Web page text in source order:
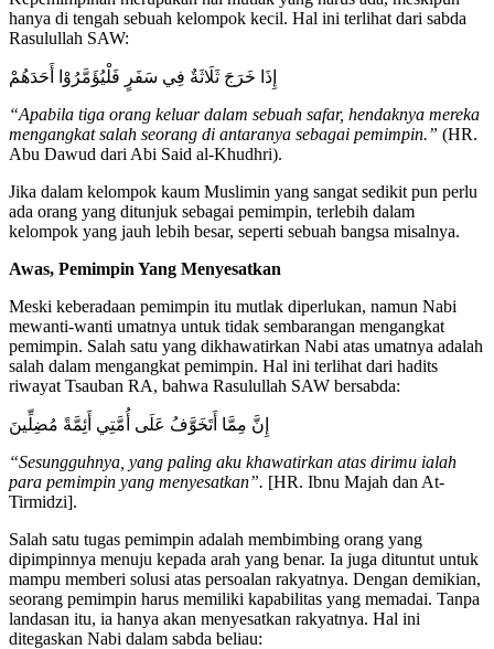
hanya di tengah sebuah kelompok kecil. Hal ini terlihat dari sabda
Rasulullah SAW:
إِذَا خَرَجَ ثَلَاثَةٌ فِي سَفَرٍ فَلْيُؤَمَّرُوْا أَحَدَهُمْ
“Apabila tiga orang keluar dalam sebuah safar, hendaknya mereka
mengangkat salah seorang di antaranya sebagai pemimpin.” (HR.
Abu Dawud dari Abi Said al-Khudhri).
Jika dalam kelompok kaum Muslimin yang sangat sedikit pun perlu
ada orang yang ditunjuk sebagai pemimpin, terlebih dalam
kelompok yang jauh lebih besar, seperti sebuah bangsa misalnya.
Awas, Pemimpin Yang Menyesatkan
Meski keberadaan pemimpin itu mutlak diperlukan, namun Nabi
mewanti-wanti umatnya untuk tidak sembarangan mengangkat
pemimpin. Salah satu yang dikhawatirkan Nabi atas umatnya adalah
salah dalam mengangkat pemimpin. Hal ini terlihat dari hadits
riwayat Tsauban RA, bahwa Rasulullah SAW bersabda:
إِنَّ مِمَّا أَتَخَوَّفُ عَلَى أُمَّتِي أَئِمَّةً مُضِلِّينَ
“Sesungguhnya, yang paling aku khawatirkan atas dirimu ialah
para pemimpin yang menyesatkan”. [HR. Ibnu Majah dan At-
Tirmidzi].
Salah satu tugas pemimpin adalah membimbing orang yang
dipimpinnya menuju kepada arah yang benar. Ia juga dituntut untuk
mampu memberi solusi atas persoalan rakyatnya. Dengan demikian,
seorang pemimpin harus memiliki kapabilitas yang memadai. Tanpa
landasan itu, ia hanya akan menyesatkan rakyatnya. Hal ini
ditegaskan Nabi dalam sabda beliau: